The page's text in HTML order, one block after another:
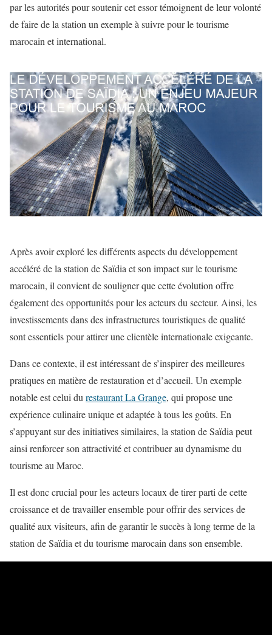
par les autorités pour soutenir cet essor témoignent de leur volonté
de faire de la station un exemple à suivre pour le tourisme
marocain et international.
Après avoir exploré les différents aspects du développement
accéléré de la station de Saïdia et son impact sur le tourisme
marocain, il convient de souligner que cette évolution offre
également des opportunités pour les acteurs du secteur. Ainsi, les
investissements dans des infrastructures touristiques de qualité
sont essentiels pour attirer une clientèle internationale exigeante.
Dans ce contexte, il est intéressant de s’inspirer des meilleures
pratiques en matière de restauration et d’accueil. Un exemple
notable est celui durestaurant La Grange, qui propose une
expérience culinaire unique et adaptée à tous les goûts. En
s’appuyant sur des initiatives similaires, la station de Saïdia peut
ainsi renforcer son attractivité et contribuer au dynamisme du
tourisme au Maroc.
Il est donc crucial pour les acteurs locaux de tirer parti de cette
croissance et de travailler ensemble pour offrir des services de
qualité aux visiteurs, afin de garantir le succès à long terme de la
station de Saïdia et du tourisme marocain dans son ensemble.